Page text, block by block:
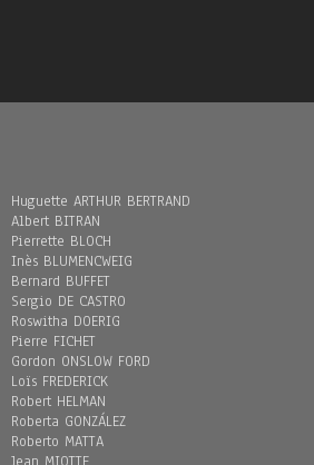
Huguette ARTHUR BERTRAND
Albert BITRAN
Pierrette BLOCH
Inès BLUMENCWEIG
Bernard BUFFET
Sergio DE CASTRO
Roswitha DOERIG
Pierre FICHET
Gordon ONSLOW FORD
Loïs FREDERICK
Robert HELMAN
Roberta GONZÁLEZ
Roberto MATTA